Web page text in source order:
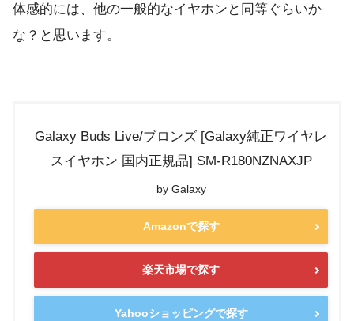
体感的には、他の一般的なイヤホンと同等ぐらいか
な？と思います。
Galaxy Buds Live/ブロンズ [Galaxy純正ワイヤレ
スイヤホン 国内正規品] SM-R180NZNAXJP
by Galaxy
Amazonで探す
楽天市場で探す
Yahooショッピングで探す